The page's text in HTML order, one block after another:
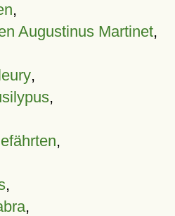
,
Augustinus Martinet,
,
,
,
,
,